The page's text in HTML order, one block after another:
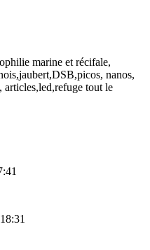
marine et récifale,
nanos,
tout le